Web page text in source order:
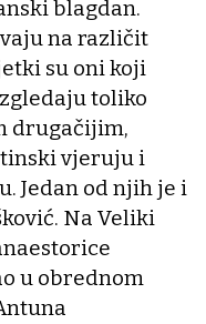
blagdan.
na različit
su oni koji
toliko
drugačijim,
vjeruju i
Jedan od njih je i
Na Veliki
u obrednom